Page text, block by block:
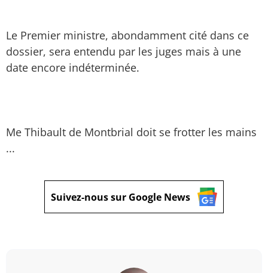
Le Premier ministre, abondamment cité dans ce
dossier, sera entendu par les juges mais à une
date encore indéterminée.
Me Thibault de Montbrial doit se frotter les mains
...
Suivez-nous sur Google News